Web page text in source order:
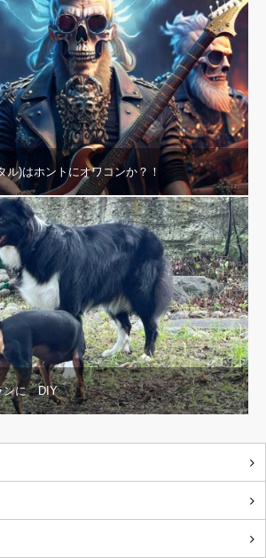
ル)はホントにオワコンか？！
ンに DIY